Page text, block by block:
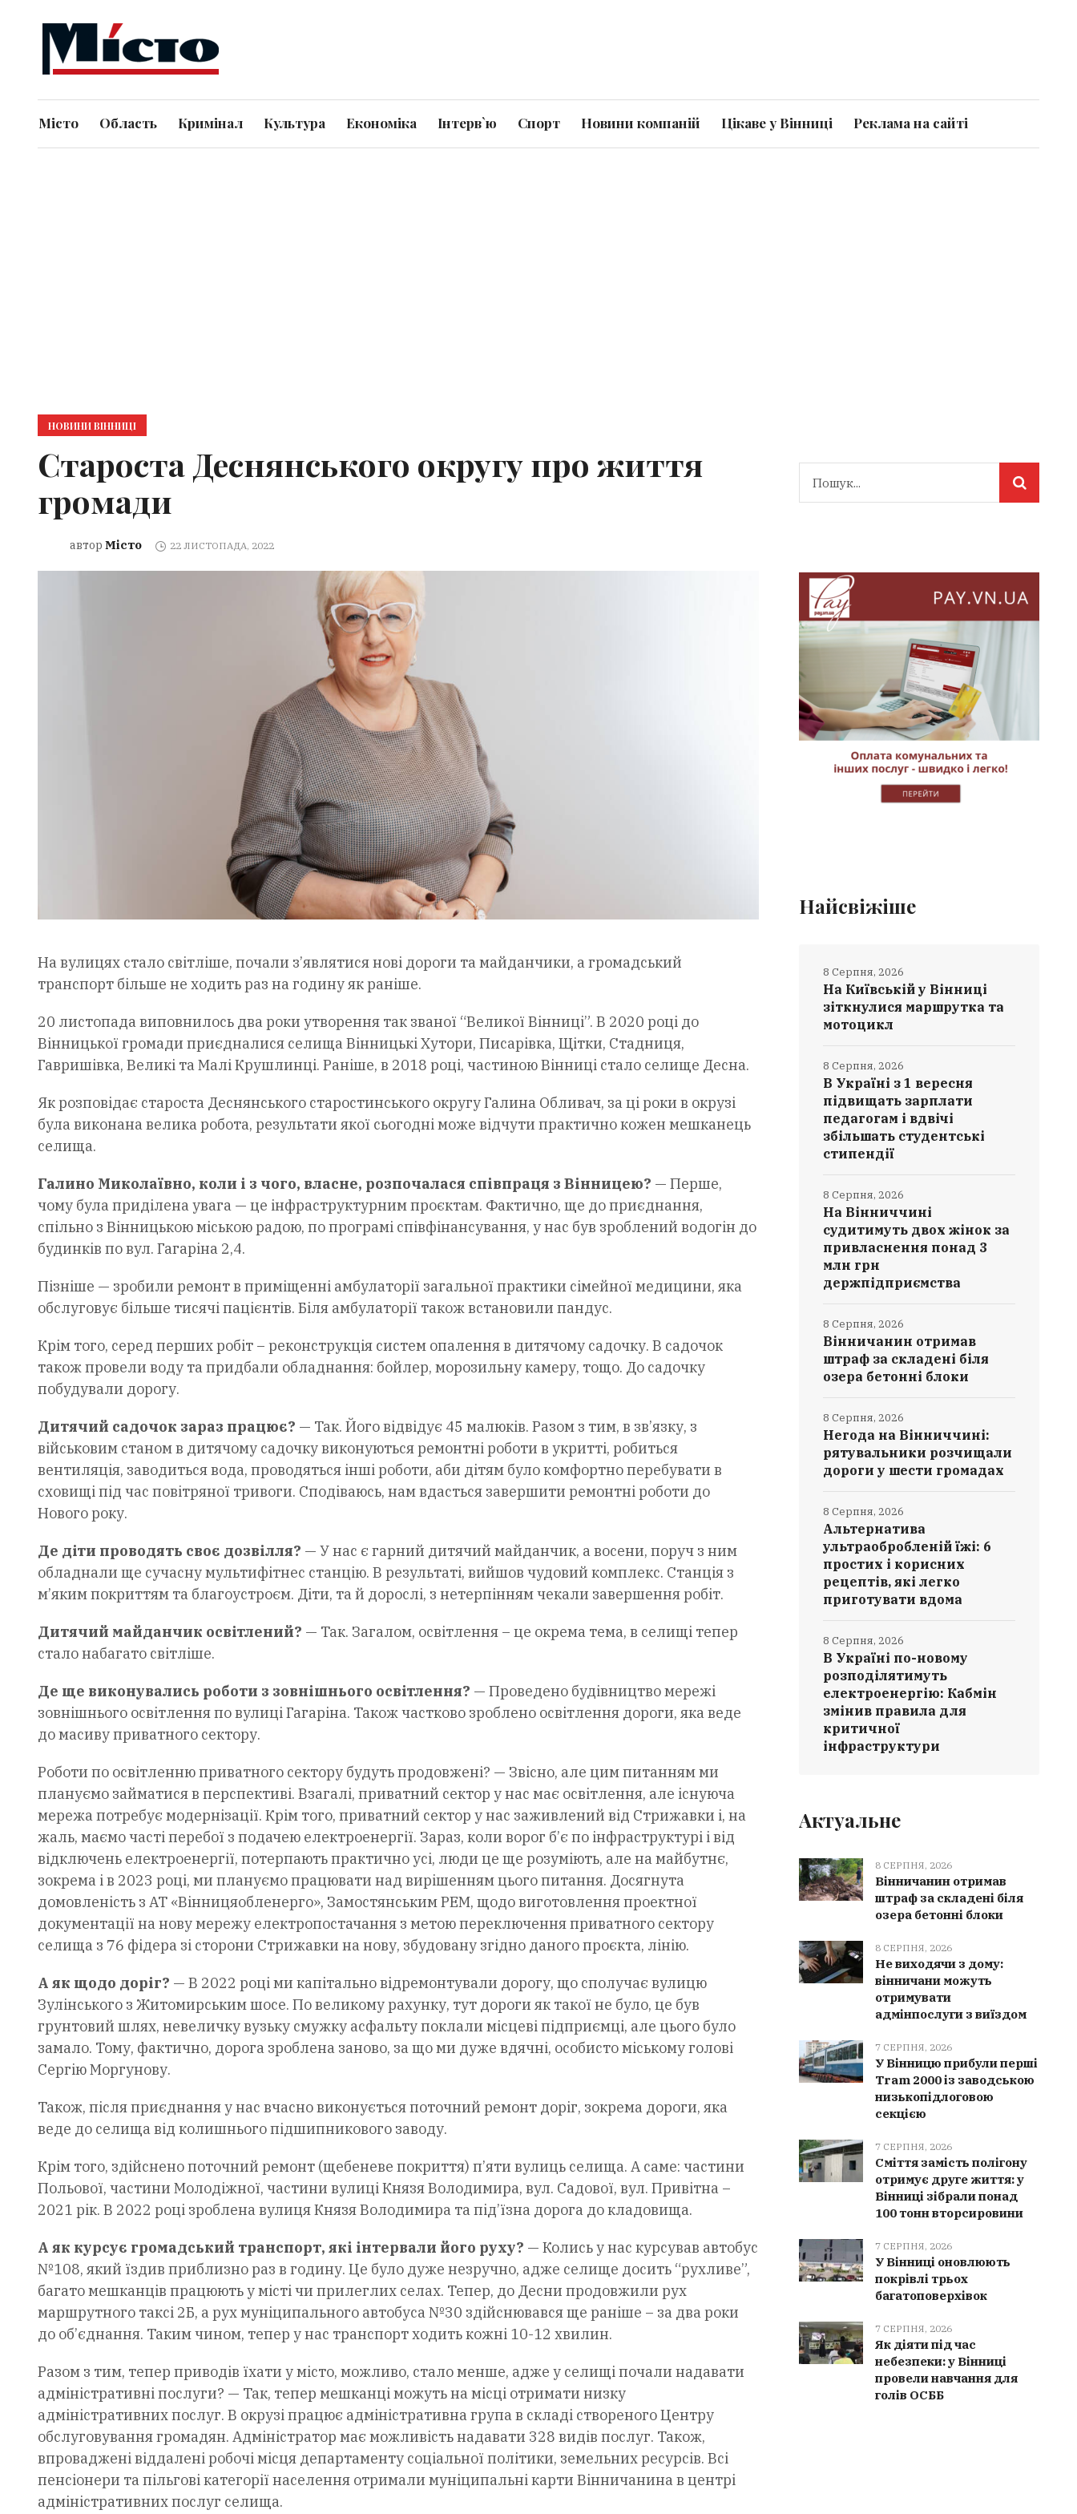
Місто Область Кримінал Культура Економіка Інтерв`ю Спорт Новини компаній Цікаве у Вінниці Реклама на сайті
НОВИНИ ВІННИЦІ
Староста Деснянського округу про життя
громади
автор Місто 22 ЛИСТОПАДА, 2022
На вулицях стало світліше, почали з’являтися нові дороги та майданчики, а громадський
транспорт більше не ходить раз на годину як раніше.
20 листопада виповнилось два роки утворення так званої “Великої Вінниці”. В 2020 році до
Вінницької громади приєдналися селища Вінницькі Хутори, Писарівка, Щітки, Стадниця,
Гавришівка, Великі та Малі Крушлинці. Раніше, в 2018 році, частиною Вінниці стало селище Десна.
Як розповідає староста Деснянського старостинського округу Галина Обливач, за ці роки в окрузі
була виконана велика робота, результати якої сьогодні може відчути практично кожен мешканець
селища.
Галино Миколаївно, коли і з чого, власне, розпочалася співпраця з Вінницею? — Перше,
чому була приділена увага — це інфраструктурним проєктам. Фактично, ще до приєднання,
спільно з Вінницькою міською радою, по програмі співфінансування, у нас був зроблений водогін до
будинків по вул. Гагаріна 2,4.
Пізніше — зробили ремонт в приміщенні амбулаторії загальної практики сімейної медицини, яка
обслуговує більше тисячі пацієнтів. Біля амбулаторії також встановили пандус.
Крім того, серед перших робіт – реконструкція систем опалення в дитячому садочку. В садочок
також провели воду та придбали обладнання: бойлер, морозильну камеру, тощо. До садочку
побудували дорогу.
Дитячий садочок зараз працює? — Так. Його відвідує 45 малюків. Разом з тим, в зв’язку, з
військовим станом в дитячому садочку виконуються ремонтні роботи в укритті, робиться
вентиляція, заводиться вода, проводяться інші роботи, аби дітям було комфортно перебувати в
сховищі під час повітряної тривоги. Сподіваюсь, нам вдасться завершити ремонтні роботи до
Нового року.
Де діти проводять своє дозвілля? — У нас є гарний дитячий майданчик, а восени, поруч з ним
обладнали ще сучасну мультифітнес станцію. В результаті, вийшов чудовий комплекс. Станція з
м’яким покриттям та благоустроєм. Діти, та й дорослі, з нетерпінням чекали завершення робіт.
Дитячий майданчик освітлений? — Так. Загалом, освітлення – це окрема тема, в селищі тепер
стало набагато світліше.
Де ще виконувались роботи з зовнішнього освітлення? — Проведено будівництво мережі
зовнішнього освітлення по вулиці Гагаріна. Також частково зроблено освітлення дороги, яка веде
до масиву приватного сектору.
Роботи по освітленню приватного сектору будуть продовжені? — Звісно, але цим питанням ми
плануємо займатися в перспективі. Взагалі, приватний сектор у нас має освітлення, але існуюча
мережа потребує модернізації. Крім того, приватний сектор у нас заживлений від Стрижавки і, на
жаль, маємо часті перебої з подачею електроенергії. Зараз, коли ворог б’є по інфраструктурі і від
відключень електроенергії, потерпають практично усі, люди це ще розуміють, але на майбутнє,
зокрема і в 2023 році, ми плануємо працювати над вирішенням цього питання. Досягнута
домовленість з АТ «Вінницяобленерго», Замостянським РЕМ, щодо виготовлення проектної
документації на нову мережу електропостачання з метою переключення приватного сектору
селища з 76 фідера зі сторони Стрижавки на нову, збудовану згідно даного проєкта, лінію.
А як щодо доріг? — В 2022 році ми капітально відремонтували дорогу, що сполучає вулицю
Зулінського з Житомирським шосе. По великому рахунку, тут дороги як такої не було, це був
грунтовий шлях, невеличку вузьку смужку асфальту поклали місцеві підприємці, але цього було
замало. Тому, фактично, дорога зроблена заново, за що ми дуже вдячні, особисто міському голові
Сергію Моргунову.
Також, після приєднання у нас вчасно виконується поточний ремонт доріг, зокрема дороги, яка
веде до селища від колишнього підшипникового заводу.
Крім того, здійснено поточний ремонт (щебеневе покриття) п’яти вулиць селища. А саме: частини
Польової, частини Молодіжної, частини вулиці Князя Володимира, вул. Садової, вул. Привітна –
2021 рік. В 2022 році зроблена вулиця Князя Володимира та під’їзна дорога до кладовища.
А як курсує громадський транспорт, які інтервали його руху? — Колись у нас курсував автобус
№108, який їздив приблизно раз в годину. Це було дуже незручно, адже селище досить “рухливе”,
багато мешканців працюють у місті чи прилеглих селах. Тепер, до Десни продовжили рух
маршрутного таксі 2Б, а рух муніципального автобуса №30 здійснювався ще раніше – за два роки
до об’єднання. Таким чином, тепер у нас транспорт ходить кожні 10-12 хвилин.
Разом з тим, тепер приводів їхати у місто, можливо, стало менше, адже у селищі почали надавати
адміністративні послуги? — Так, тепер мешканці можуть на місці отримати низку
адміністративних послуг. В окрузі працює адміністративна група в складі створеного Центру
обслуговування громадян. Адміністратор має можливість надавати 328 видів послуг. Також,
впроваджені віддалені робочі місця департаменту соціальної політики, земельних ресурсів. Всі
пенсіонери та пільгові категорії населення отримали муніципальні карти Вінничанина в центрі
адміністративних послуг селища.
Найсвіжіше
На Київській у Вінниці
зіткнулися маршрутка та
мотоцикл
8 Серпня, 2026
В Україні з 1 вересня
підвищать зарплати
педагогам і вдвічі
збільшать студентські
стипендії
8 Серпня, 2026
На Вінниччині
судитимуть двох жінок за
привласнення понад 3
млн грн
держпідприємства
8 Серпня, 2026
Вінничанин отримав
штраф за складені біля
озера бетонні блоки
8 Серпня, 2026
Негода на Вінниччині:
рятувальники розчищали
дороги у шести громадах
8 Серпня, 2026
Альтернатива
ультраобробленій їжі: 6
простих і корисних
рецептів, які легко
приготувати вдома
8 Серпня, 2026
В Україні по-новому
розподілятимуть
електроенергію: Кабмін
змінив правила для
критичної
інфраструктури
8 Серпня, 2026
Актуальне
8 СЕРПНЯ, 2026
Вінничанин отримав
штраф за складені біля
озера бетонні блоки
8 СЕРПНЯ, 2026
Не виходячи з дому:
вінничани можуть
отримувати
адмінпослуги з виїздом
7 СЕРПНЯ, 2026
У Вінницю прибули перші
Tram 2000 із заводською
низькопідлоговою
секцією
7 СЕРПНЯ, 2026
Сміття замість полігону
отримує друге життя: у
Вінниці зібрали понад
100 тонн вторсировини
7 СЕРПНЯ, 2026
У Вінниці оновлюють
покрівлі трьох
багатоповерхівок
7 СЕРПНЯ, 2026
Як діяти під час
небезпеки: у Вінниці
провели навчання для
голів ОСББ